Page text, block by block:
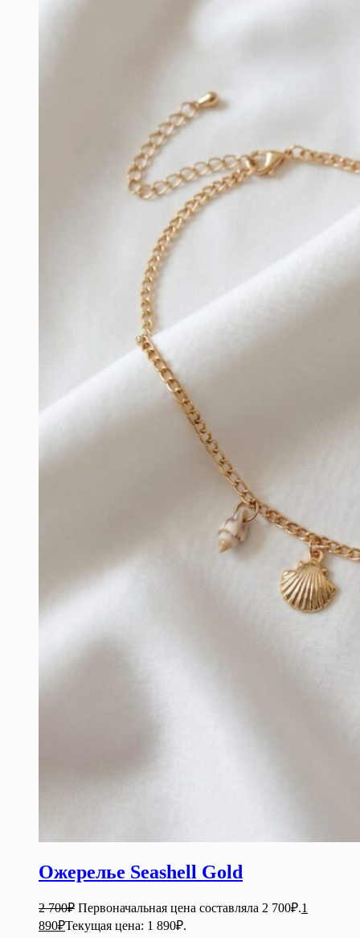
Ожерелье Seashell Gold
2 700₽ Первоначальная цена составляла 2 700₽.1
890₽Текущая цена: 1 890₽.